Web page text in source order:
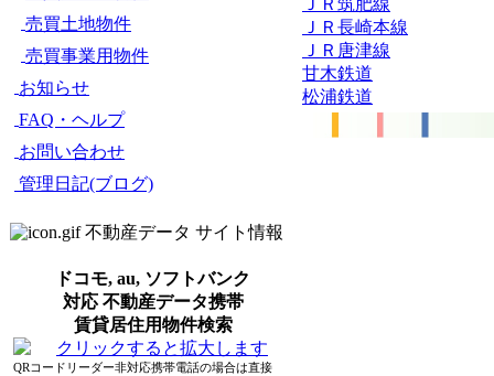
売買土地物件
売買事業用物件
お知らせ
FAQ・ヘルプ
お問い合わせ
管理日記(ブログ)
不動産データ サイト情報
ドコモ, au, ソフトバンク
対応 不動産データ携帯
賃貸居住用物件検索
QRコードリーダー非対応携帯電話の場合は直接
ＪＲ長崎本線
ＪＲ唐津線
甘木鉄道
松浦鉄道